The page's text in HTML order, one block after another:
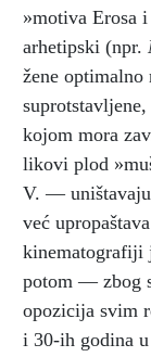
»motiva Erosa
arhetipski (npr.
žene optimalno
kojom mora
likovi plod
V. —
već
kinematografiji
potom — zbog
opozicija svim
i 30-ih godina